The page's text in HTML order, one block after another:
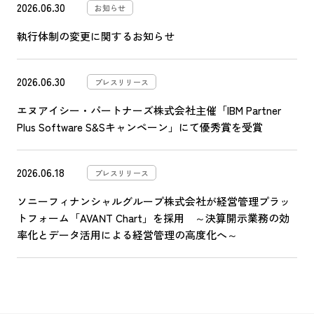
2026.06.30 お知らせ
執行体制の変更に関するお知らせ
2026.06.30 プレスリリース
エヌアイシー・パートナーズ株式会社主催「IBM Partner
Plus Software S&Sキャンペーン」にて優秀賞を受賞
2026.06.18 プレスリリース
ソニーフィナンシャルグループ株式会社が経営管理プラッ
トフォーム「AVANT Chart」を採用 ～決算開示業務の効
率化とデータ活用による経営管理の高度化へ～